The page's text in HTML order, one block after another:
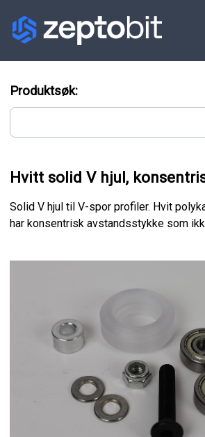
Produktsøk:
Hvitt solid V hjul,
Solid V hjul til V-spor profiler. Hvit
har konsentrisk avstandsstykke som